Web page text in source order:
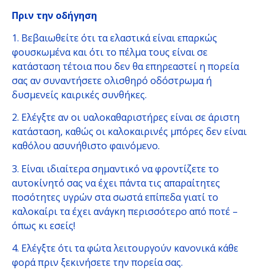
Πριν την οδήγηση
1. Βεβαιωθείτε ότι τα ελαστικά είναι επαρκώς
φουσκωμένα και ότι το πέλμα τους είναι σε
κατάσταση τέτοια που δεν θα επηρεαστεί η πορεία
σας αν συναντήσετε ολισθηρό οδόστρωμα ή
δυσμενείς καιρικές συνθήκες.
2. Ελέγξτε αν οι υαλοκαθαριστήρες είναι σε άριστη
κατάσταση, καθώς οι καλοκαιρινές μπόρες δεν είναι
καθόλου ασυνήθιστο φαινόμενο.
3. Είναι ιδιαίτερα σημαντικό να φροντίζετε το
αυτοκίνητό σας να έχει πάντα τις απαραίτητες
ποσότητες υγρών στα σωστά επίπεδα γιατί το
καλοκαίρι τα έχει ανάγκη περισσότερο από ποτέ –
όπως κι εσείς!
4. Ελέγξτε ότι τα φώτα λειτουργούν κανονικά κάθε
φορά πριν ξεκινήσετε την πορεία σας.